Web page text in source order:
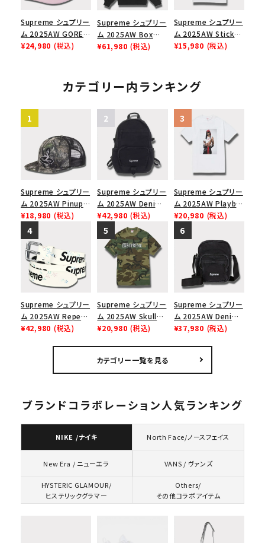
Supreme シュプリー
ム 2025AW GORE-
TEX Zip Pocket
キャンプ キャップ ピ
¥24,980 (税込)
Supreme シュプリー
ム 2025AW Box
Logo Hooded
ブラック
¥61,980 (税込)
Supreme シュプリー
ム 2025AW Stick
Tee スティック Tシ
¥15,980 (税込)
カテゴリー内ランキング
Supreme シュプリー
ム 2025AW Pinup
Mesh Back 5-Panel
Capピンアップ メッシ
ュバック 5パネルキャ
ップ トゥルーティン
バーHTC フォールカ
¥18,980 (税込)
Supreme シュプリー
ム 2025AW Denim
Backpack デニム バ
ックパック ブラック
¥42,980 (税込)
Supreme シュプリー
ム 2025AW Playboi
Carti Tee プレイボ
ーイカーティ Tシャツ
ホワイト
¥20,980 (税込)
Supreme シュプリー
ム 2025AW Repeat
Leather Belt リピー
¥42,980 (税込)
Supreme シュプリー
ム 2025AW Skull
Tee スカル Tシャ
¥20,980 (税込)
Supreme シュプリー
ム 2025AW Denim
Shoulder Bag デニ
¥37,980 (税込)
カテゴリー一覧を見る
ブランドコラボレーション人気ランキング
NIKE /ナイキ North Face/ノースフェイス
New Era / ニューエラ VANS / ヴァンズ
HYSTERIC GLAMOUR/
ヒステリックグラマー
Others/
その他コラボアイテム